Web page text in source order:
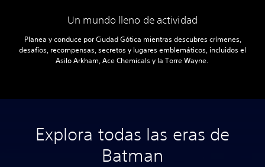
Un mundo lleno de actividad
Planea y conduce por Ciudad Gótica mientras descubres crímenes,
desafíos, recompensas, secretos y lugares emblemáticos, incluidos el
Asilo Arkham, Ace Chemicals y la Torre Wayne.
Explora todas las eras de
Batman